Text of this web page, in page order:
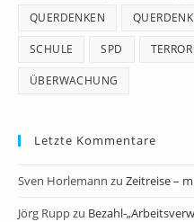
QUERDENKEN
SCHULE SPD TERROR
ÜBERWACHUNG
Letzte Kommentare
Sven Horlemann zu Zeitreise –
Jörg Ruppzu Bezahl-